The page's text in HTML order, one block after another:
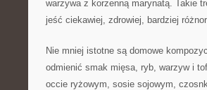
warzywa z korzenną marynatą. Takie
jeść ciekawiej, zdrowiej, bardziej
Nie mniej istotne są domowe
odmienić smak mięsa, ryb, warzyw i
occie ryżowym, sosie sojowym,